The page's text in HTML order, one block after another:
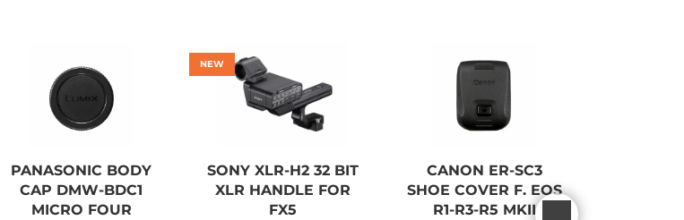
PANASONIC BODY
CAP DMW-BDC1
MICRO FOUR
NEW
SONY XLR-H2 32 BIT
XLR HANDLE FOR
FX5
CANON ER-SC3
SHOE COVER F. EOS
R1-R3-R5 MKII